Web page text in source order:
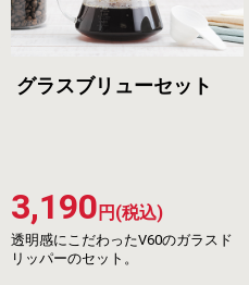
グラスブリューセット
透明感にこだわったV60のガラスド
リッパーのセット。
3,190 円(税込)